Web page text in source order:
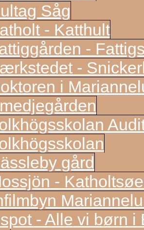
Såg
- Katthult
-
-
i
gård
-
- Alle vi børn i